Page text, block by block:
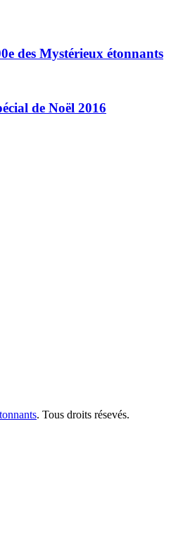
des Mystérieux étonnants
de Noël 2016
. Tous droits résevés.